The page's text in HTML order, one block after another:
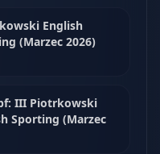
English
(Marzec 2026)
III Piotrkowski
Sporting (Marzec